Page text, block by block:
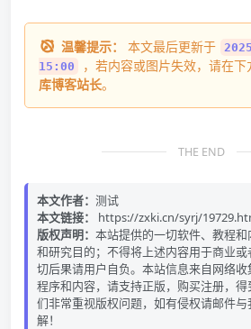
温馨提示： 本文最后更新于
15:00
，若内容或图片失效，请在下
库博客站长。
THE END
本文作者： 测试
本文链接：
https://zxki.cn/syrj/
版权声明： 本站提供的一切软件、教程
和研究目的；不得将上述内容用于商业
切后果请用户自负。本站信息来自网络
程序和内容，请支持正版，购买注册，
们非常重视版权问题，如有侵权请邮件
解！